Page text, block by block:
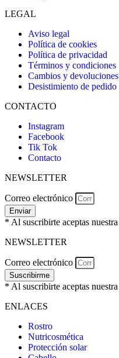
LEGAL
Aviso legal
Política de cookies
Política de privacidad
Términos y condiciones
Cambios y devoluciones
Desistimiento de pedido
CONTACTO
Instagram
Facebook
Tik Tok
Contacto
NEWSLETTER
Correo electrónico
Enviar
* Al suscribirte aceptas nuestra
NEWSLETTER
Correo electrónico
Suscribirme
* Al suscribirte aceptas nuestra
ENLACES
Rostro
Nutricosmética
Protección solar